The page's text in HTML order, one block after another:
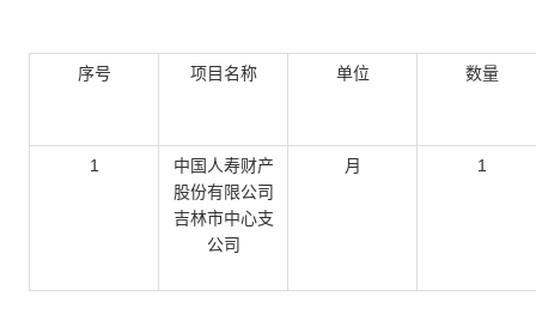
序号 项目名称 单位 数量
1
中国人寿财产
股份有限公司
吉林市中心支
公司
月 1